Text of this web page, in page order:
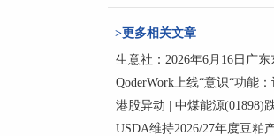
>更多相关文章
生意社：2026年6月16日广
QoderWork上线“意识“功能
港股异动 | 中煤能源(01898)
USDA维持2026/27年度豆粕